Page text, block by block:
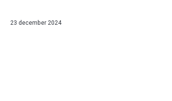
23 december 2024